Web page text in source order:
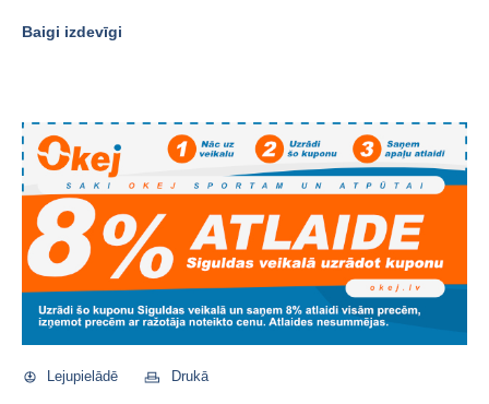
Baigi izdevīgi
Lejupielādē Drukā